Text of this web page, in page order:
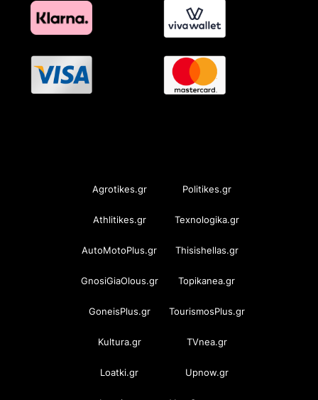
Agrotikes.gr Politikes.gr
Athlitikes.gr Texnologika.gr
AutoMotoPlus.gr Thisishellas.gr
GnosiGiaOlous.gr Topikanea.gr
GoneisPlus.gr TourismosPlus.gr
Kultura.gr TVnea.gr
Loatki.gr Upnow.gr